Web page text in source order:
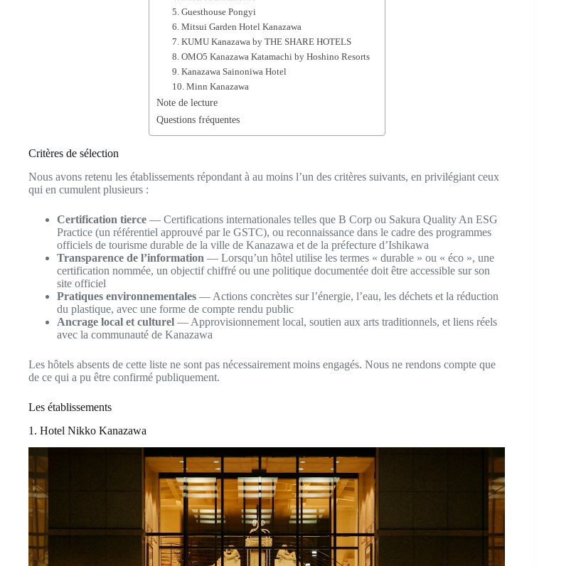
5. Guesthouse Pongyi
6. Mitsui Garden Hotel Kanazawa
7. KUMU Kanazawa by THE SHARE HOTELS
8. OMO5 Kanazawa Katamachi by Hoshino Resorts
9. Kanazawa Sainoniwa Hotel
10. Minn Kanazawa
Note de lecture
Questions fréquentes
Critères de sélection
Nous avons retenu les établissements répondant à au moins l’un des critères suivants, en privilégiant ceux
qui en cumulent plusieurs :
Certification tierce — Certifications internationales telles que B Corp ou Sakura Quality An ESG
Practice (un référentiel approuvé par le GSTC), ou reconnaissance dans le cadre des programmes
officiels de tourisme durable de la ville de Kanazawa et de la préfecture d’Ishikawa
Transparence de l’information — Lorsqu’un hôtel utilise les termes « durable » ou « éco », une
certification nommée, un objectif chiffré ou une politique documentée doit être accessible sur son
site officiel
Pratiques environnementales — Actions concrètes sur l’énergie, l’eau, les déchets et la réduction
du plastique, avec une forme de compte rendu public
Ancrage local et culturel — Approvisionnement local, soutien aux arts traditionnels, et liens réels
avec la communauté de Kanazawa
Les hôtels absents de cette liste ne sont pas nécessairement moins engagés. Nous ne rendons compte que
de ce qui a pu être confirmé publiquement.
Les établissements
1. Hotel Nikko Kanazawa